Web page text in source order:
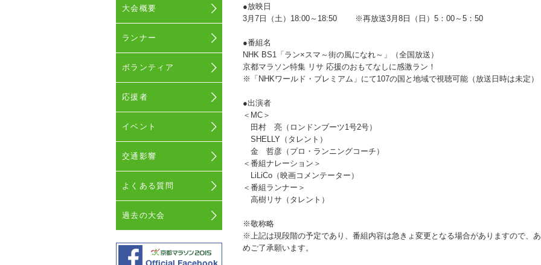
●放映日
3月7日（土）18:00～18:50 ※再放送3月8日（日）5：00～5：50
●番組名
NHK BS1「ラン×スマ～街の風になれ～」（全国放送）
京都マラソン特集 リサ 応援のおもてなしに感激ラン！
※「NHKワールド・プレミアム」にて107の国と地域で視聴可能（放送日時は未定）
●出演者
＜MC＞
田村 亮（ロンドンブーツ1号2号）
SHELLY（タレント）
金 哲彦（プロ・ランニングコーチ）
＜番組ナレーション＞
LiLiCo（映画コメンテーター）
＜番組ランナー＞
高樹リサ（タレント）
※敬称略
※上記は現段階の予定であり、番組内容は急きょ変更となる場合がありますので、
めご了承願います。
大会概要
ランナー
ボランティア
応援者
イベント
交通影響
よくある質問
過去の大会